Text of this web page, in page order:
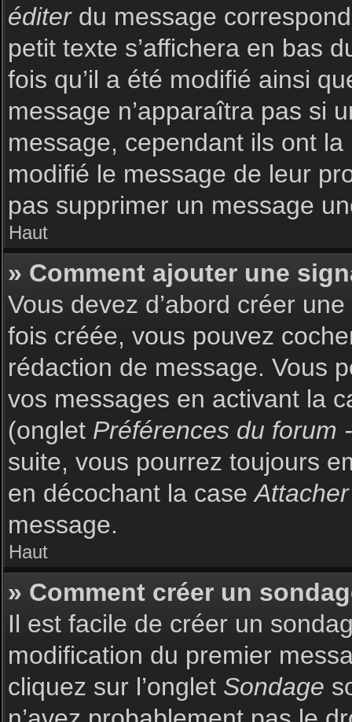
éditerdu message
petit texte s’affichera en bas
fois qu’il a été modifié ainsi
message n’apparaîtra pas si
message, cependant ils ont
modifié le message de leur
pas supprimer un message
Haut
» Comment ajouter une
Vous devez d’abord créer
fois créée, vous pouvez
rédaction de message. Vous
vos messages en activant la
(onglet Préférences du forum
suite, vous pourrez toujours
en décochant la case
message.
Haut
» Comment créer un
Il est facile de créer un
modification du premier
cliquez sur l’onglet Sondage